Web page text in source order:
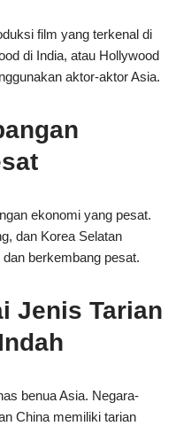
film yang terkenal di
di India, atau Hollywood
aktor-aktor Asia.
ekonomi yang pesat.
dan Korea Selatan
berkembang pesat.
Jenis Tarian
benua Asia. Negara-
China memiliki tarian